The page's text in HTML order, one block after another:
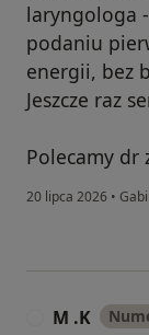
laryngologa
podaniu
energii, bez
Jeszcze raz
Polecamy dr
20 lipca 2026 •
M .K